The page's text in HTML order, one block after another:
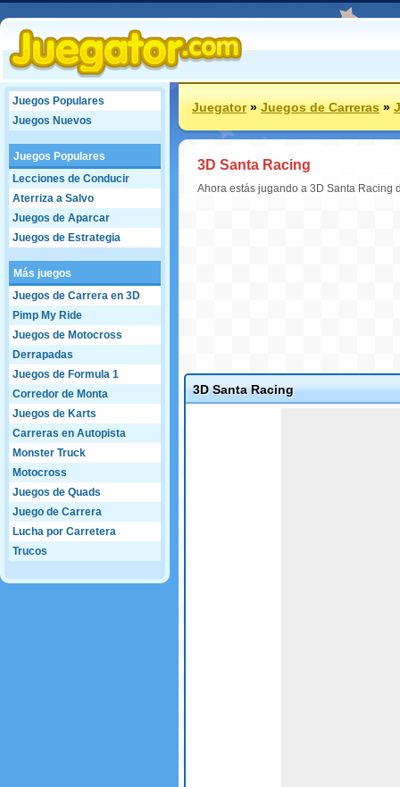
Juegos Populares
Juegos Nuevos
Juegos Populares
Lecciones de Conducir
Aterriza a Salvo
Juegos de Aparcar
Juegos de Estrategia
Más juegos
Juegos de Carrera en 3D
Pimp My Ride
Juegos de Motocross
Derrapadas
Juegos de Formula 1
Corredor de Monta
Juegos de Karts
Carreras en Autopista
Monster Truck
Motocross
Juegos de Quads
Juego de Carrera
Lucha por Carretera
Trucos
Juegator»Juegos de Carreras»
3D Santa Racing
Ahora estás jugando a 3D Santa Racing
3D Santa Racing